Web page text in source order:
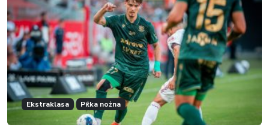
Ekstraklasa Piłka nożna